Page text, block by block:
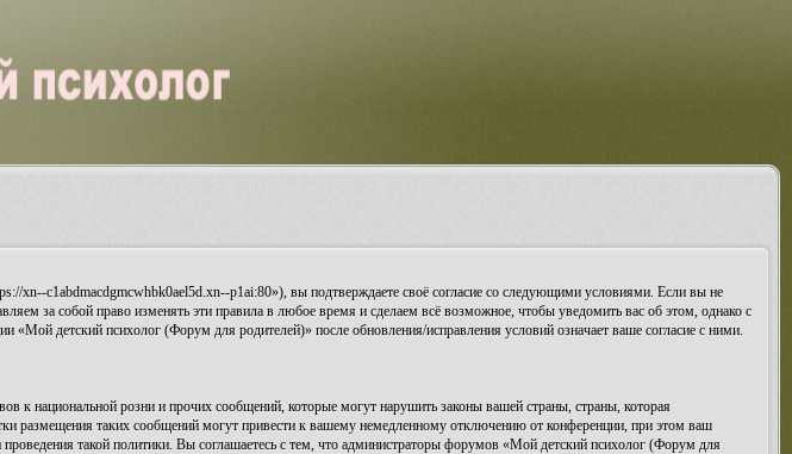
c1abdmacdgmcwhbk0ael5d.xn--p1ai:80»), вы подтверждаете своё согласие со следующими условиями. Если вы не
за собой право изменять эти правила в любое время и сделаем всё возможное, чтобы уведомить вас об этом, однако с
детский психолог (Форум для родителей)» после обновления/исправления условий означает ваше согласие с ними.
к национальной розни и прочих сообщений, которые могут нарушить законы вашей страны, страны, которая
размещения таких сообщений могут привести к вашему немедленному отключению от конференции, при этом ваш
такой политики. Вы соглашаетесь с тем, что администраторы форумов «Мой детский психолог (Форум для